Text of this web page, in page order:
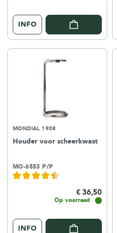
INFO
MONDIAL 1908
Houder voor scheerkwast
MO-6553 P/P
€ 36,50
Op voorraad
INFO